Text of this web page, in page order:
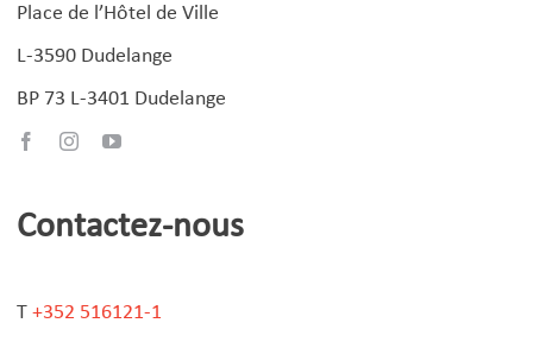
Place de l’Hôtel de Ville
L-3590 Dudelange
BP 73 L-3401 Dudelange
Contactez-nous
T +352 516121-1